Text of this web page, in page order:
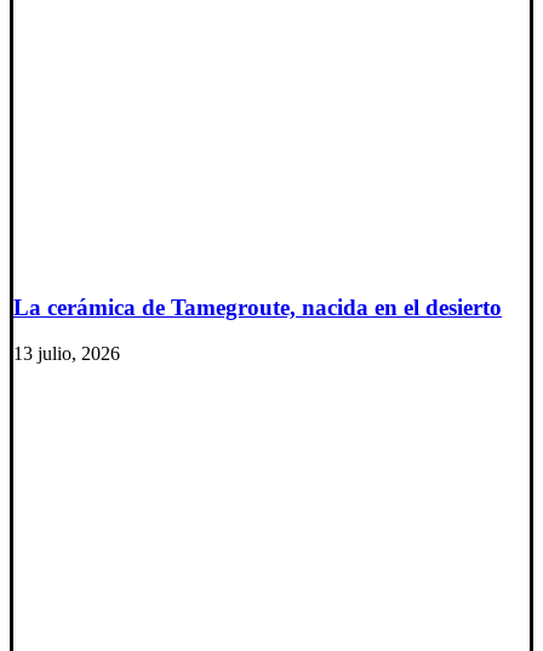
La cerámica de Tamegroute, nacida en el desierto
13 julio, 2026